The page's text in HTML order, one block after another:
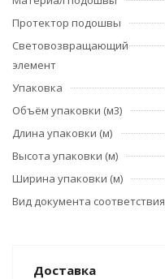
Протектор подошвы
Световозвращающий
элемент
Упаковка
Объём упаковки (м3)
Длина упаковки (м)
Высота упаковки (м)
Ширина упаковки (м)
Вид документа соответствия
Доставка